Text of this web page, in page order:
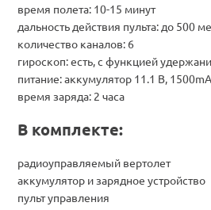
время полета: 10-15 минут
дальность действия пульта: до 500
количество каналов: 6
гироскоп: есть, с функцией
питание: аккумулятор 11.1 В,
время заряда: 2 часа
В комплекте:
радиоуправляемый вертолет
аккумулятор и зарядное устройство
пульт управления